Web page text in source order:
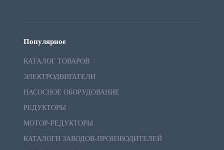
Популярное
КАТАЛОГ ТОВАРОВ
ЭЛЕКТРОДВИГАТЕЛИ
НАСОСНОЕ ОБОРУДОВАНИЕ
РЕДУКТОРЫ
МОТОР-РЕДУКТОРЫ
КАТАЛОГИ ЗАВОДОВ-ПРОИЗВОДИТЕЛЕЙ